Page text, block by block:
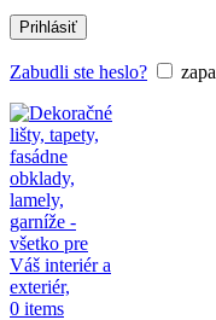
Prihlásiť
Zabudli ste heslo?
0 items